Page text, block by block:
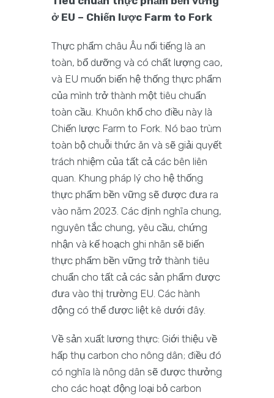
ở EU – Chiến lược Farm to Fork
Thực phẩm châu Âu nổi tiếng là an
toàn, bổ dưỡng và có chất lượng cao,
và EU muốn biến hệ thống thực phẩm
của mình trở thành một tiêu chuẩn
toàn cầu. Khuôn khổ cho điều này là
Chiến lược Farm to Fork. Nó bao trùm
toàn bộ chuỗi thức ăn và sẽ giải quyết
trách nhiệm của tất cả các bên liên
quan. Khung pháp lý cho hệ thống
thực phẩm bền vững sẽ được đưa ra
vào năm 2023. Các định nghĩa chung,
nguyên tắc chung, yêu cầu, chứng
nhận và kế hoạch ghi nhãn sẽ biến
thực phẩm bền vững trở thành tiêu
chuẩn cho tất cả các sản phẩm được
đưa vào thị trường EU. Các hành
động có thể được liệt kê dưới đây.
Về sản xuất lương thực: Giới thiệu về
hấp thụ carbon cho nông dân; điều đó
có nghĩa là nông dân sẽ được thưởng
cho các hoạt động loại bỏ carbon